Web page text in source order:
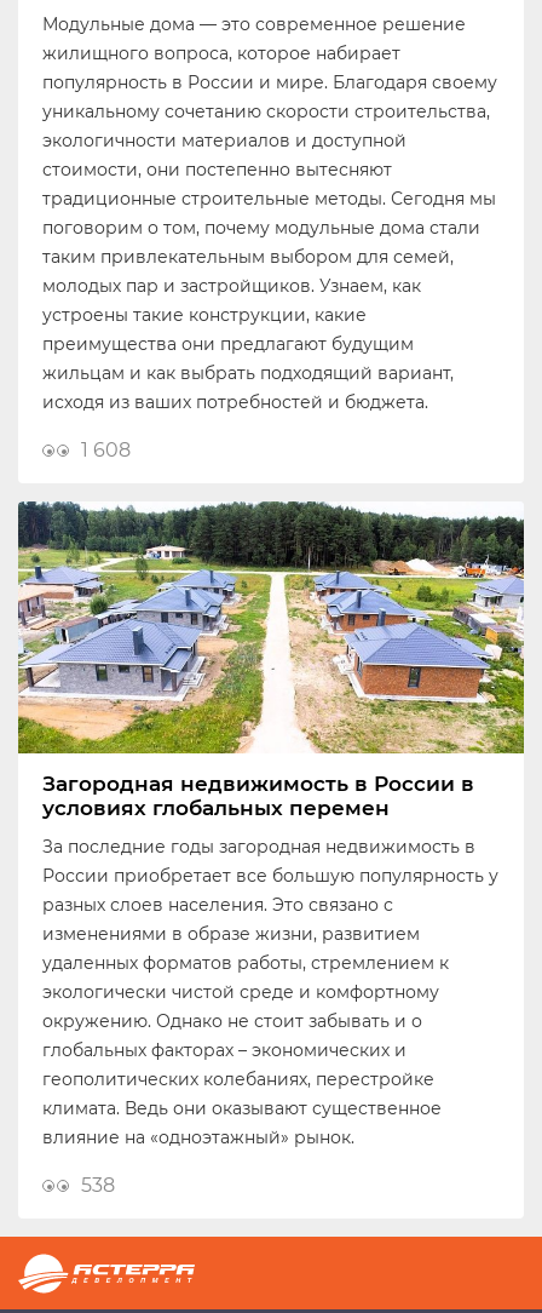
Модульные дома — это современное решение
жилищного вопроса, которое набирает
популярность в России и мире. Благодаря своему
уникальному сочетанию скорости строительства,
экологичности материалов и доступной
стоимости, они постепенно вытесняют
традиционные строительные методы. Сегодня мы
поговорим о том, почему модульные дома стали
таким привлекательным выбором для семей,
молодых пар и застройщиков. Узнаем, как
устроены такие конструкции, какие
преимущества они предлагают будущим
жильцам и как выбрать подходящий вариант,
исходя из ваших потребностей и бюджета.
1 608
Загородная недвижимость в России в
условиях глобальных перемен
За последние годы загородная недвижимость в
России приобретает все большую популярность у
разных слоев населения. Это связано с
изменениями в образе жизни, развитием
удаленных форматов работы, стремлением к
экологически чистой среде и комфортному
окружению. Однако не стоит забывать и о
глобальных факторах – экономических и
геополитических колебаниях, перестройке
климата. Ведь они оказывают существенное
влияние на «одноэтажный» рынок.
538